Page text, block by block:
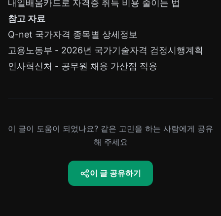
내일배움카드로 자격증 취득 비용 줄이는 법
참고 자료
Q-net 국가자격 종목별 상세정보
고용노동부 - 2026년 국가기술자격 검정시행계획
인사혁신처 - 공무원 채용 가산점 적용
이 글이 도움이 되었나요? 같은 고민을 하는 사람에게 공유
해 주세요
이 글 공유하기